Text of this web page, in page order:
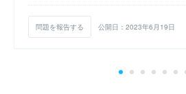
問題を報告する 公開日：2023年6月19日